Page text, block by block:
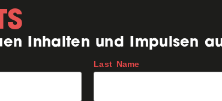
Inhalten und Impulsen
Last Name